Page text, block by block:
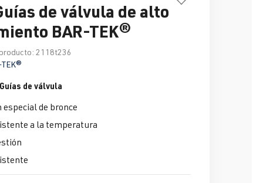
de válvula de alto
BAR-TEK®
2118t236
de válvula
de bronce
a la temperatura